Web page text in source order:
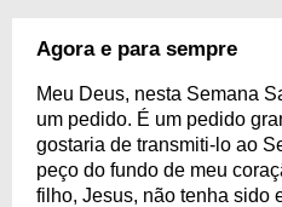
Agora e para sempre
Meu Deus, nesta Semana
um pedido. É um pedido
gostaria de transmiti-lo ao
peço do fundo de meu
filho, Jesus, não tenha sido